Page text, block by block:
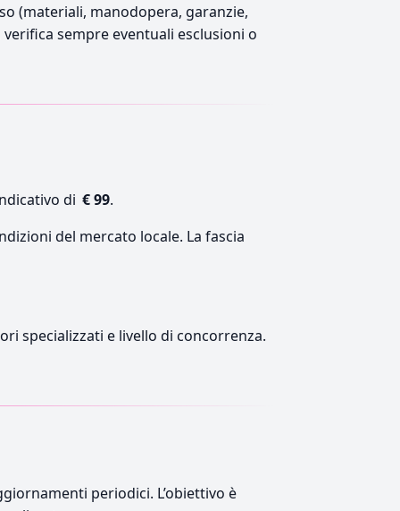
(materiali, manodopera, garanzie,
sempre eventuali esclusioni o
di € 99.
del mercato locale. La fascia
specializzati e livello di concorrenza.
periodici. L’obiettivo è